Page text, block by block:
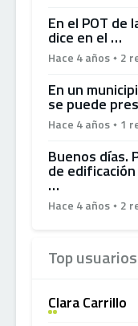
En el POT de
dice en el …
Hace 4 años 2
En un
se puede
Hace 4 años 1
Buenos días.
de
…
Hace 4 años 2
Top usuarios
Clara Carrillo
A+